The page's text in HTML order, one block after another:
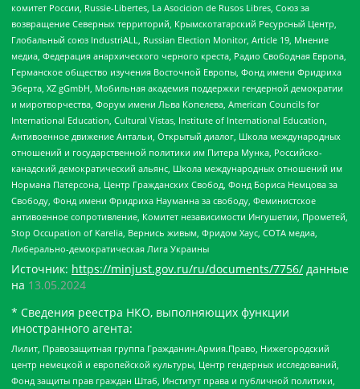
комитет России, Russie-Libertes, La Asocicion de Rusos Libres, Союз за
возвращение Северных территорий, Крымскотатарский Ресурсный Центр,
Глобальный союз IndustriALL, Russian Election Monitor, Article 19, Мнение
медиа, Федерация анархического черного креста, Радио Свободная Европа,
Германское общество изучения Восточной Европы, Фонд имени Фридриха
Эберта, XZ gGmbH, Мобильная академия поддержки гендерной демократии
и миротворчества, Форум имени Льва Копелева, American Councils for
International Education, Cultural Vistas, Institute of International Education,
Антивоенное движение Антальи, Открытый диалог, Школа международных
отношений и государственной политики им Питера Мунка, Российско-
канадский демократический альянс, Школа международных отношений им
Нормана Патерсона, Центр Гражданских Свобод, Фонд Бориса Немцова за
Свободу, Фонд имени Фридриха Науманна за свободу, Феминистское
антивоенное сопротивление, Комитет независимости Ингушетии, Прометей,
Stop Occupation of Karelia, Вернись живым, Фридом Хаус, СОТА медиа,
Либерально-демократическая Лига Украины
Источник: https://minjust.gov.ru/ru/documents/7756/ данные
на 13.05.2024
* Сведения реестра НКО, выполняющих функции
иностранного агента:
Лилит, Правозащитная группа Гражданин.Армия.Право, Нижегородский
центр немецкой и европейской культуры, Центр гендерных исследований,
Фонд защиты прав граждан Штаб, Институт права и публичной политики,